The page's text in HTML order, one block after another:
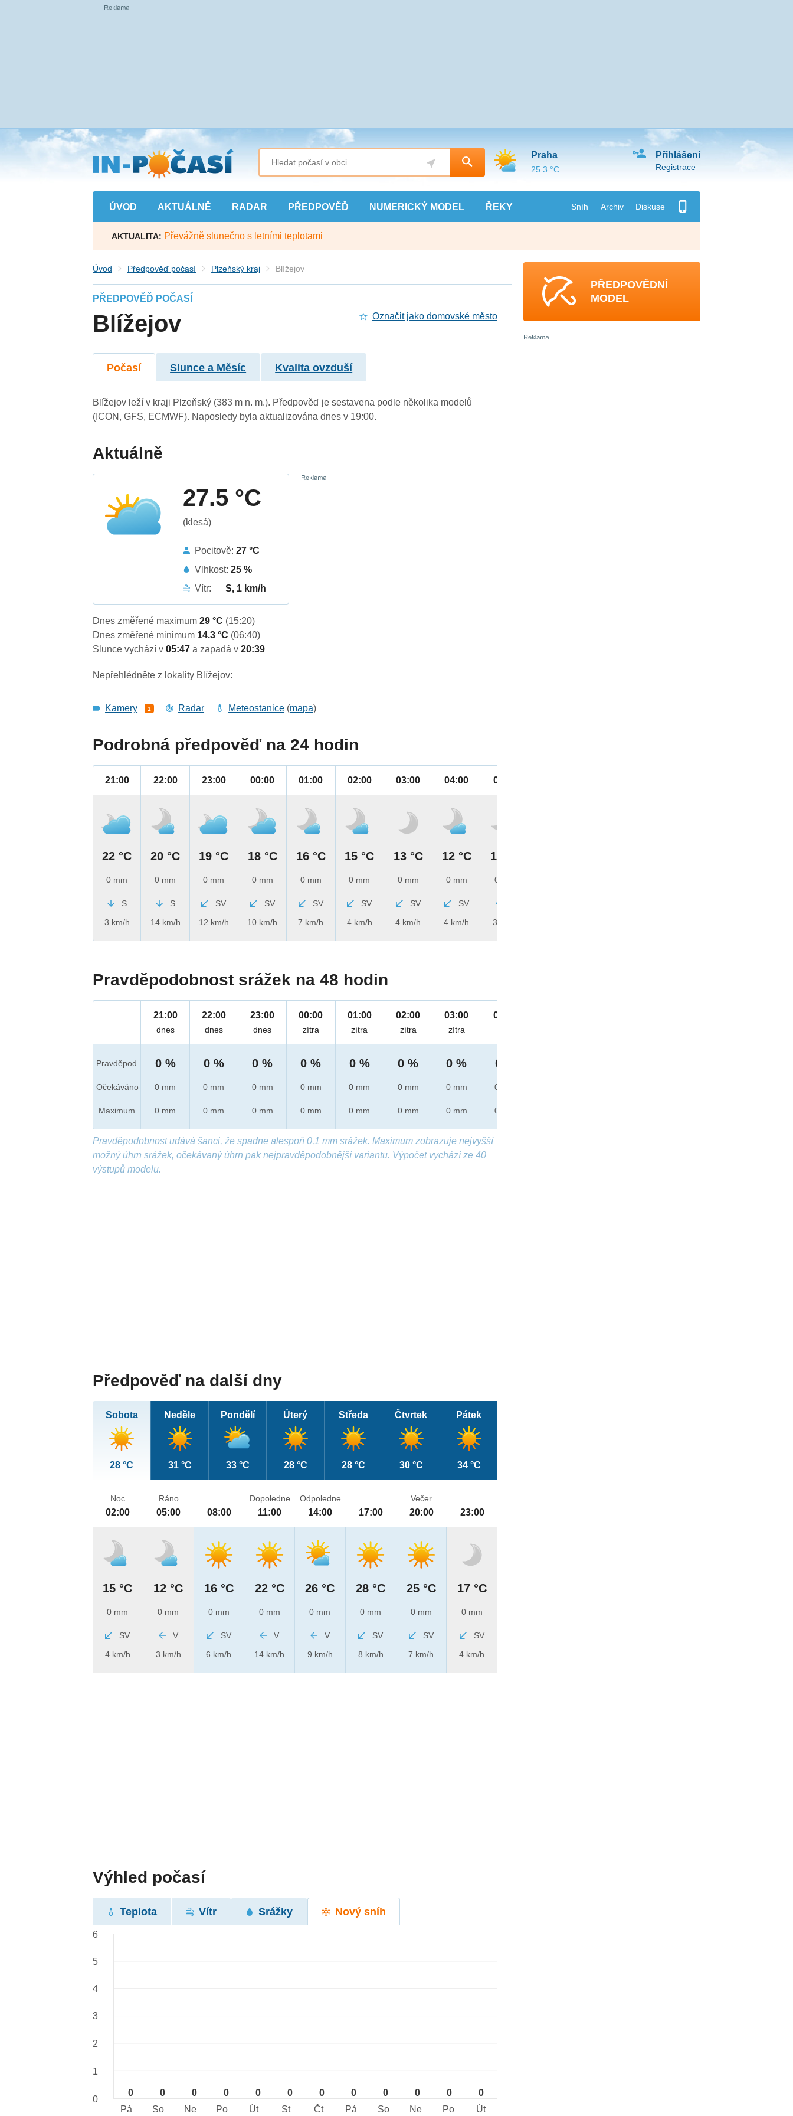
Přejít
na
hlavní
obsah
ÚVOD AKTUÁLNĚ RADAR PŘEDPOVĚĎ NUMERICKÝ MODEL ŘEKY Sníh Archiv Diskuse
Přihlášení
Registrace
Praha
25.3 °C
AKTUALITA: Převážně slunečno s letními teplotami
Úvod Předpověď počasí Plzeňský kraj Blížejov
PŘEDPOVĚĎ POČASÍ
Blížejov Označit jako domovské město
Počasí Slunce a Měsíc Kvalita ovzduší
Blížejov leží v kraji Plzeňský (383 m n. m.). Předpověď je sestavena podle několika modelů
(ICON, GFS, ECMWF). Naposledy byla aktualizována dnes v 19:00.
Aktuálně
27.5 °C
(klesá)
Pocitově:27 °C
Vlhkost:25 %
Vítr:
S, 1 km/h
Dnes změřené maximum29 °C (15:20)
Dnes změřené minimum 14.3 °C (06:40)
Slunce vychází v05:47a zapadá v20:39
Nepřehlédněte z lokality Blížejov:
Kamery 1 Radar Meteostanice (mapa)
Podrobná předpověď na 24 hodin
21:00
22 °C
0 mm
S
3 km/h
22:00
20 °C
0 mm
S
14 km/h
23:00
19 °C
0 mm
SV
12 km/h
00:00
18 °C
0 mm
SV
10 km/h
01:00
16 °C
0 mm
SV
7 km/h
02:00
15 °C
0 mm
SV
4 km/h
03:00
13 °C
0 mm
SV
4 km/h
04:00
12 °C
0 mm
SV
4 km/h
05:00
12 °C
0 mm
3 km/h
Pravděpodobnost srážek na 48 hodin
Pravděpod.
Očekáváno
Maximum
21:00
dnes
0 %
0 mm
0 mm
22:00
dnes
0 %
0 mm
0 mm
23:00
dnes
0 %
0 mm
0 mm
00:00
zítra
0 %
0 mm
0 mm
01:00
zítra
0 %
0 mm
0 mm
02:00
zítra
0 %
0 mm
0 mm
03:00
zítra
0 %
0 mm
0 mm
04:00
zítra
0 %
0 mm
0 mm
Pravděpodobnost udává šanci, že spadne alespoň 0,1 mm srážek. Maximum zobrazuje nejvyšší
možný úhrn srážek, očekávaný úhrn pak nejpravděpodobnější variantu. Výpočet vychází ze 40
výstupů modelu.
Předpověď na další dny
Sobota
28 °C
Neděle
31 °C
Pondělí
33 °C
Úterý
28 °C
Středa
28 °C
Čtvrtek
30 °C
Pátek
34 °C
Noc
02:00
15 °C
0 mm
SV
4 km/h
Ráno
05:00
12 °C
0 mm
V
3 km/h
08:00
16 °C
0 mm
SV
6 km/h
Dopoledne
11:00
22 °C
0 mm
V
14 km/h
Odpoledne
14:00
26 °C
0 mm
V
9 km/h
17:00
28 °C
0 mm
SV
8 km/h
Večer
20:00
25 °C
0 mm
SV
7 km/h
23:00
17 °C
0 mm
SV
4 km/h
Výhled počasí
Teplota Vítr Srážky Nový sníh
0 0 0 0 0 0 0 0 0 0 0 0
6
5
4
3
2
1
0
Pá
So Ne Po Út St Čt Pá So Ne Po Út
PŘEDPOVĚDNÍ
MODEL